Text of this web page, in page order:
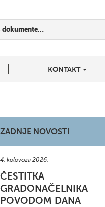
dokumente…
KONTAKT
ZADNJE NOVOSTI
4. kolovoza 2026.
ČESTITKA
GRADONAČELNIKA
POVODOM DANA